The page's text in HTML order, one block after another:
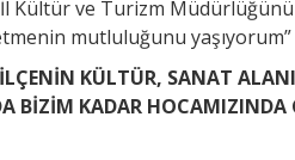
Kültür ve Turizm
mutluluğunu yaşıyorum”
KÜLTÜR, SANAT
BİZİM KADAR HOCAMIZINDA